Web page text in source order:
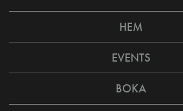
HEM
EVENTS
BOKA